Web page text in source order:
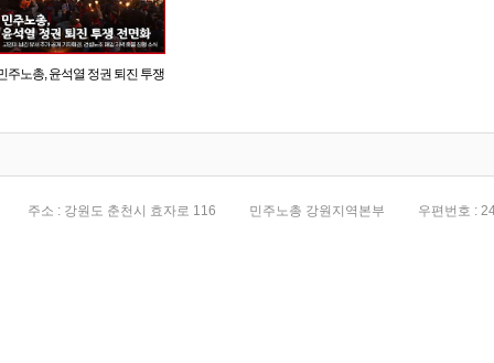
주노총, 윤석열 정권 퇴진 투쟁
주소 : 강원도 춘천시 효자로 116 민주노총 강원지역본부 우편번호 :